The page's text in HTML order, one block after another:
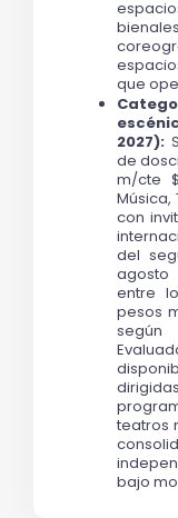
que
2027):
de
m/cte
Música,
con
del
agosto
entre
pesos
teatros
bajo